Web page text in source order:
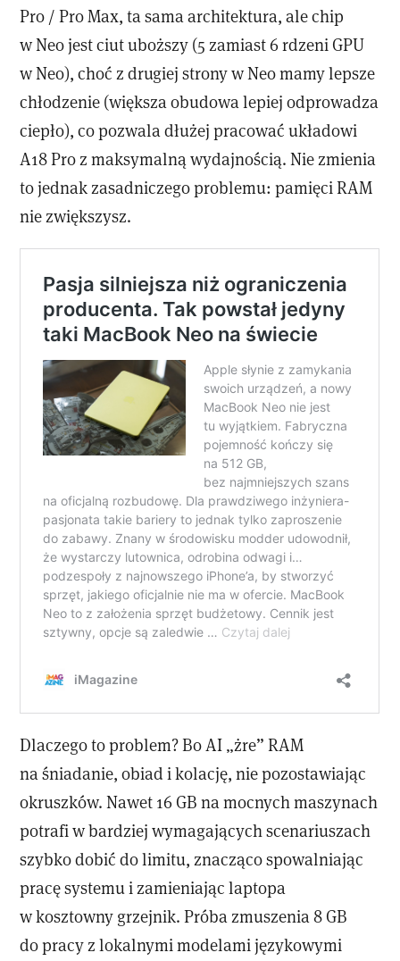
Pro / Pro Max, ta sama architektura, ale chip
w Neo jest ciut uboższy (5 zamiast 6 rdzeni GPU
w Neo), choć z drugiej strony w Neo mamy lepsze
chłodzenie (większa obudowa lepiej odprowadza
ciepło), co pozwala dłużej pracować układowi
A18 Pro z maksymalną wydajnością. Nie zmienia
to jednak zasadniczego problemu: pamięci RAM
nie zwiększysz.
Dlaczego to problem? Bo AI „żre” RAM
na śniadanie, obiad i kolację, nie pozostawiając
okruszków. Nawet 16 GB na mocnych maszynach
potrafi w bardziej wymagających scenariuszach
szybko dobić do limitu, znacząco spowalniając
pracę systemu i zamieniając laptopa
w kosztowny grzejnik. Próba zmuszenia 8 GB
do pracy z lokalnymi modelami językowymi